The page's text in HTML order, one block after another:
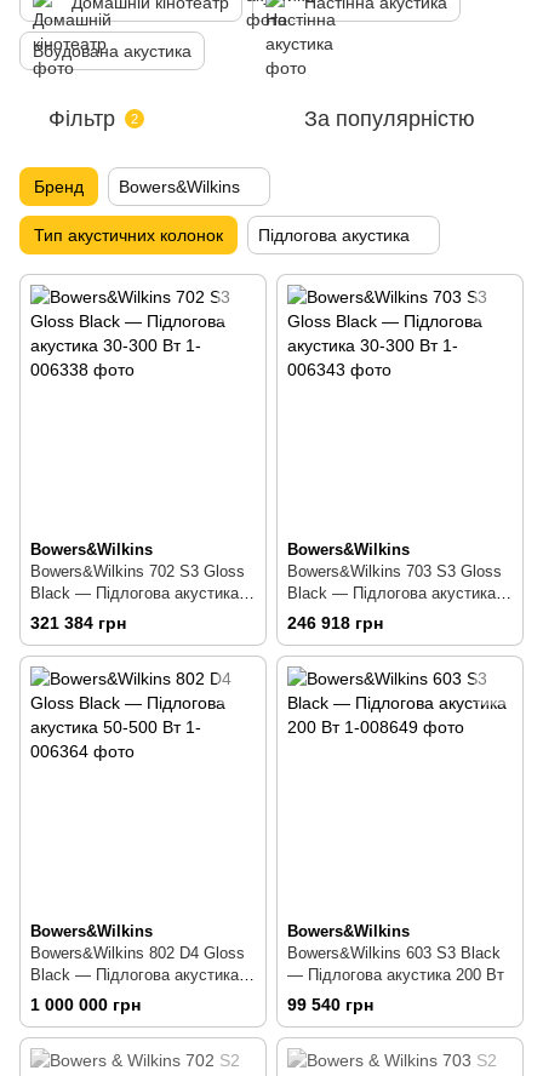
Вбудована акустика
Фільтр 2 За популярністю
Бренд Bowers&Wilkins
Тип акустичних колонок Підлогова акустика
Bowers&Wilkins
Bowers&Wilkins 702 S3 Gloss
Black — Підлогова акустика
30-300 Вт
321 384 грн
Bowers&Wilkins
Bowers&Wilkins 703 S3 Gloss
Black — Підлогова акустика
30-300 Вт
246 918 грн
Bowers&Wilkins
Bowers&Wilkins 802 D4 Gloss
Black — Підлогова акустика
50-500 Вт
1 000 000 грн
Bowers&Wilkins
Bowers&Wilkins 603 S3 Black
— Підлогова акустика 200 Вт
99 540 грн